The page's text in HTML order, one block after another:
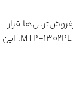
قرار
گرفته و توجه بسیاری را به خود جلب کرده است: مدل MTP-1302PE. این